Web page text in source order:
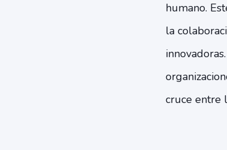
humano.
la
cruce entre